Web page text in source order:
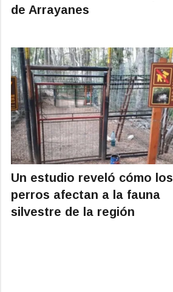
de Arrayanes
Un estudio reveló cómo los
perros afectan a la fauna
silvestre de la región